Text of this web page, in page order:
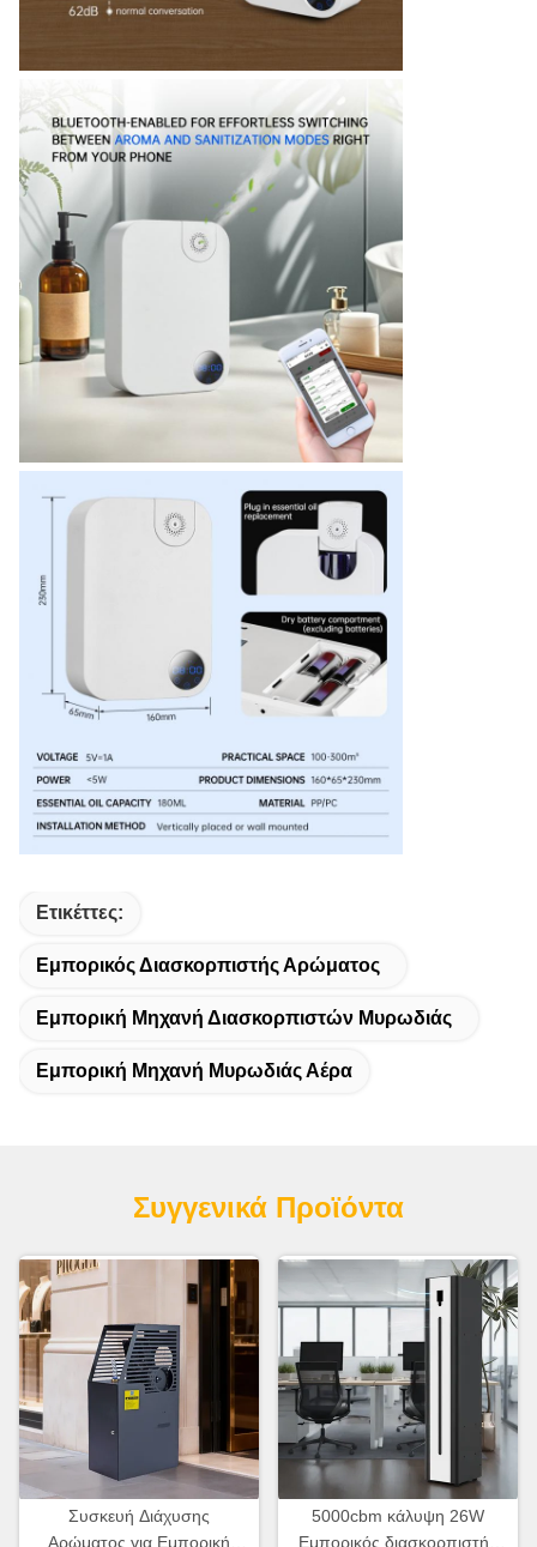
Ετικέττες:
Εμπορικός Διασκορπιστής Αρώματος
Εμπορική Μηχανή Διασκορπιστών Μυρωδιάς
Εμπορική Μηχανή Μυρωδιάς Αέρα
Συγγενικά Προϊόντα
Συσκευή Διάχυσης
Αρώματος για Εμπορική
5000cbm κάλυψη 26W
Εμπορικός διασκορπιστής